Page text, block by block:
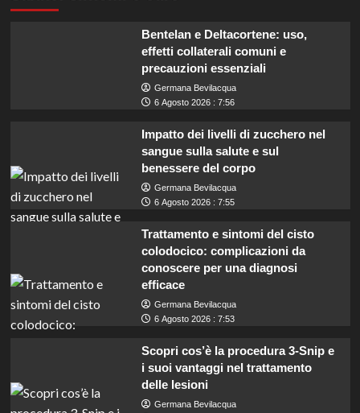
Bentelan e Deltacortene: uso,
effetti collaterali comuni e
precauzioni essenziali
Germana Bevilacqua
6 Agosto 2026 : 7:56
Impatto dei livelli di zucchero nel
sangue sulla salute e sul
benessere del corpo
Germana Bevilacqua
6 Agosto 2026 : 7:55
Trattamento e sintomi del cisto
colodocico: complicazioni da
conoscere per una diagnosi
efficace
Germana Bevilacqua
6 Agosto 2026 : 7:53
Scopri cos’è la procedura 3-Snip e
i suoi vantaggi nel trattamento
delle lesioni
Germana Bevilacqua